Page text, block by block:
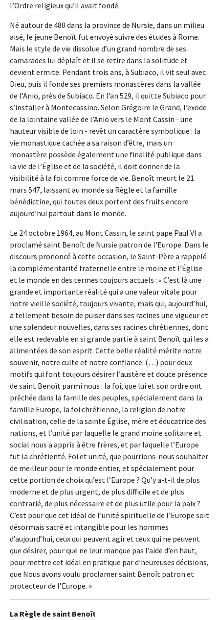
l’Ordre religieux qu’il avait fondé.
Né autour de 480 dans la province de Nursie, dans un milieu
aisé, le jeune Benoît fut envoyé suivre des études à Rome.
Mais le style de vie dissolue d’un grand nombre de ses
camarades lui déplaît et il se retire dans la solitude et
devient ermite. Pendant trois ans, à Subiaco, il vit seul avec
Dieu, puis il fonde ses premiers monastères dans la vallée
de l’Anio, près de Subiaco. En l’an 529, il quitte Subiaco pour
s’installer à Montecassino. Selon Grégoire le Grand, l’exode
de la lointaine vallée de l’Anio vers le Mont Cassin - une
hauteur visible de loin - revêt un caractère symbolique : la
vie monastique cachée a sa raison d’être, mais un
monastère possède également une finalité publique dans
la vie de l’Église et de la société, il doit donner de la
visibilité à la foi comme force de vie. Benoît meurt le 21
mars 547, laissant au monde sa Règle et la famille
bénédictine, qui toutes deux portent des fruits encore
aujourd’hui partout dans le monde.
Le 24 octobre 1964, au Mont Cassin, le saint pape Paul VI a
proclamé saint Benoît de Nursie patron de l’Europe. Dans le
discours prononcé à cette occasion, le Saint-Père a rappelé
la complémentarité fraternelle entre le moine et l’Église
et le monde en des termes toujours actuels : « C’est là une
grande et importante réalité qui a une valeur vitale pour
notre vieille société, toujours vivante, mais qui, aujourd’hui,
a tellement besoin de puiser dans ses racines une vigueur et
une splendeur nouvelles, dans ses racines chrétiennes, dont
elle est redevable en si grande partie à saint Benoît qui les a
alimentées de son esprit. Cette belle réalité mérite notre
souvenir, notre culte et notre confiance. (…) pour deux
motifs qui font toujours désirer l’austère et douce présence
de saint Benoît parmi nous : la foi, que lui et son ordre ont
prêchée dans la famille des peuples, spécialement dans la
famille Europe, la foi chrétienne, la religion de notre
civilisation, celle de la sainte Église, mère et éducatrice des
nations, et l’unité par laquelle le grand moine solitaire et
social nous a appris à être frères, et par laquelle l’Europe
fut la chrétienté. Foi et unité, que pourrions-nous souhaiter
de meilleur pour le monde entier, et spécialement pour
cette portion de choix qu’est l’Europe ? Qu’y a-t-il de plus
moderne et de plus urgent, de plus difficile et de plus
contrarié, de plus nécessaire et de plus utile pour la paix ?
C’est pour que cet idéal de l’unité spirituelle de l’Europe soit
désormais sacré et intangible pour les hommes
d’aujourd’hui, ceux qui peuvent agir et ceux qui ne peuvent
que désirer, pour que ne leur manque pas l’aide d’en haut,
pour mettre cet idéal en pratique par d’heureuses décisions,
que Nous avons voulu proclamer saint Benoît patron et
protecteur de l’Europe. »
La Règle de saint Benoît